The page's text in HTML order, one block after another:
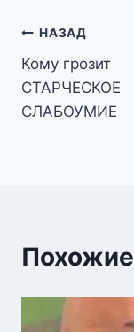
по
записям
НАЗАД
Кому грозит
СТАРЧЕСКОЕ
СЛАБОУМИЕ